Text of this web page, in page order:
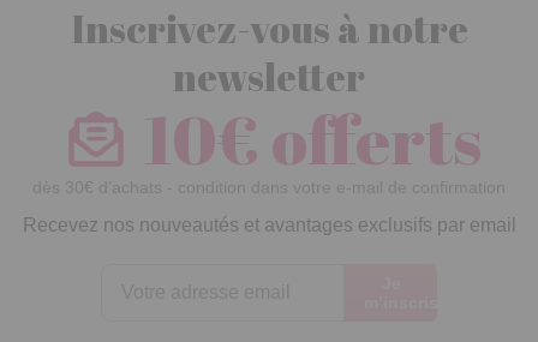
Inscrivez-vous à notre
newsletter
10€ offerts
dès 30€ d’achats - condition dans votre e-mail de confirmation
Recevez nos nouveautés et avantages exclusifs par email